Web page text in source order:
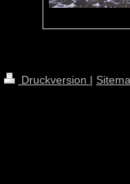
Druckversion |